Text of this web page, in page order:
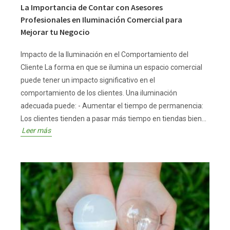
La Importancia de Contar con Asesores
Profesionales en Iluminación Comercial para
Mejorar tu Negocio
Impacto de la Iluminación en el Comportamiento del
Cliente La forma en que se ilumina un espacio comercial
puede tener un impacto significativo en el
comportamiento de los clientes. Una iluminación
adecuada puede: - Aumentar el tiempo de permanencia:
Los clientes tienden a pasar más tiempo en tiendas bien...
Leer más